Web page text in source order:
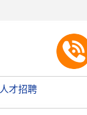
人才招聘